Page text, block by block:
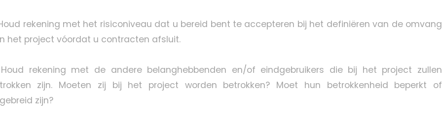
rekening met het risiconiveau dat u bereid bent te accepteren bij het definiëren van de omvang
het project vóordat u contracten afsluit.
rekening met de andere belanghebbenden en/of eindgebruikers die bij het project zullen
zijn. Moeten zij bij het project worden betrokken? Moet hun betrokkenheid beperkt of
zijn?